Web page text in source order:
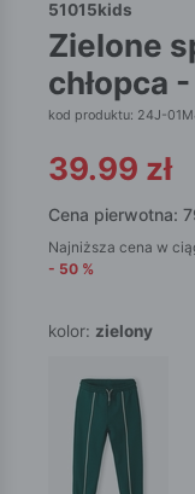
51015kids
zielone spodnie dresowe dla
chłopca
kod produktu: 24J-
39.99 zł
Cena pierwotna:
Najniższa cena w
- 50 %
kolor: zielony